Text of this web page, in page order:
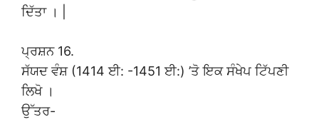
ਦਿੱਤਾ । |
ਪ੍ਰਸ਼ਨ 16.
ਸੱਯਦ ਵੰਸ਼ (1414 ਈ: -1451 ਈ:) ’ਤੋ ਇਕ ਸੰਖੇਪ ਟਿੱਪਣੀ
ਲਿਖੋ ।
ਉੱਤਰ-